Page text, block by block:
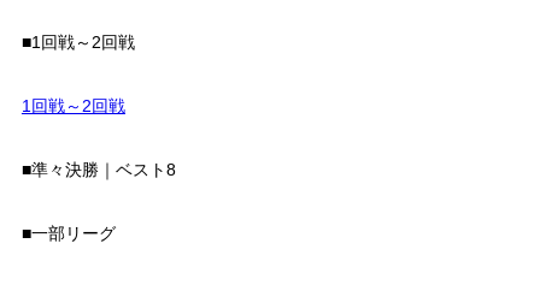
■1回戦～2回戦
1回戦～2回戦
■準々決勝｜ベスト8
■一部リーグ